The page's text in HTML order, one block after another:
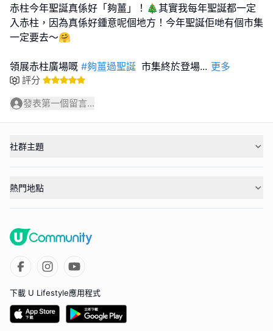
赤柱今年聖誕真係好「夠薑」！🎄其實我每年聖誕都一定
入赤柱，因為真係好鍾意呢個地方！今年聖誕佢哋有個市集
一定要去～🤗
領展赤柱廣場嘅 #夠薑過聖誕 市集終於登場... 更多
評分
發表第一個留言...
社群主題
熱門地點
下載 U Lifestyle應用程式